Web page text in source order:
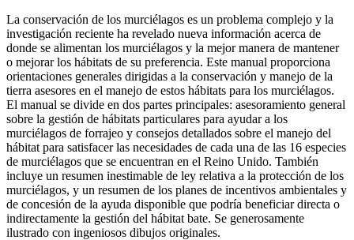
La conservación de los murciélagos es un problema complejo y la
investigación reciente ha revelado nueva información acerca de
donde se alimentan los murciélagos y la mejor manera de mantener
o mejorar los hábitats de su preferencia. Este manual proporciona
orientaciones generales dirigidas a la conservación y manejo de la
tierra asesores en el manejo de estos hábitats para los murciélagos.
El manual se divide en dos partes principales: asesoramiento general
sobre la gestión de hábitats particulares para ayudar a los
murciélagos de forrajeo y consejos detallados sobre el manejo del
hábitat para satisfacer las necesidades de cada una de las 16 especies
de murciélagos que se encuentran en el Reino Unido. También
incluye un resumen inestimable de ley relativa a la protección de los
murciélagos, y un resumen de los planes de incentivos ambientales y
de concesión de la ayuda disponible que podría beneficiar directa o
indirectamente la gestión del hábitat bate. Se generosamente
ilustrado con ingeniosos dibujos originales.